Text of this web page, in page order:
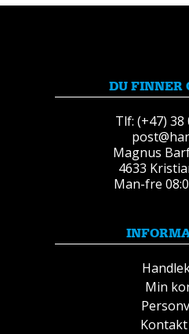
DU FINNER
Tlf: (+47) 38
Magnus
4633
Man-fre
Min